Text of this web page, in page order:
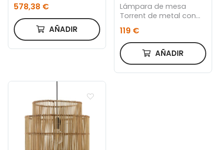
Pepe Fornas
578,38 €
AÑADIR
Lámpara de mesa
Torrent de metal con
acabado pintado
negro y pantalla de lino
119 €
AÑADIR